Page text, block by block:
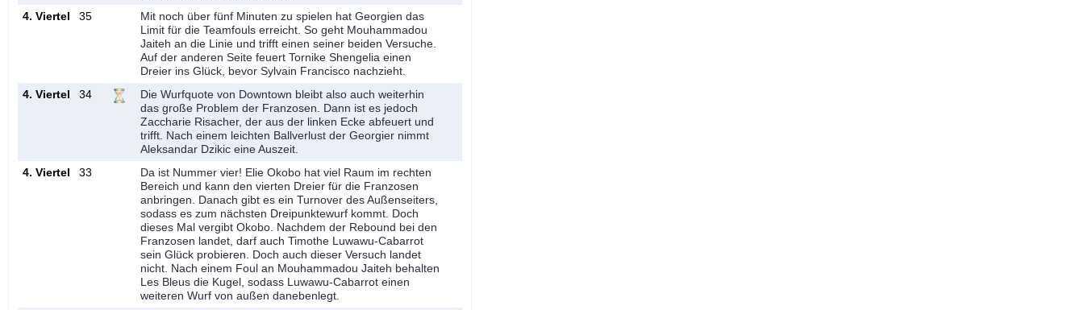
4. Viertel
35
Mit noch über fünf Minuten zu spielen hat Georgien das
Limit für die Teamfouls erreicht. So geht Mouhammadou
Jaiteh an die Linie und trifft einen seiner beiden Versuche.
Auf der anderen Seite feuert Tornike Shengelia einen
Dreier ins Glück, bevor Sylvain Francisco nachzieht.
4. Viertel
34
Die Wurfquote von Downtown bleibt also auch weiterhin
das große Problem der Franzosen. Dann ist es jedoch
Zaccharie Risacher, der aus der linken Ecke abfeuert und
trifft. Nach einem leichten Ballverlust der Georgier nimmt
Aleksandar Dzikic eine Auszeit.
4. Viertel
33
Da ist Nummer vier! Elie Okobo hat viel Raum im rechten
Bereich und kann den vierten Dreier für die Franzosen
anbringen. Danach gibt es ein Turnover des Außenseiters,
sodass es zum nächsten Dreipunktewurf kommt. Doch
dieses Mal vergibt Okobo. Nachdem der Rebound bei den
Franzosen landet, darf auch Timothe Luwawu-Cabarrot
sein Glück probieren. Doch auch dieser Versuch landet
nicht. Nach einem Foul an Mouhammadou Jaiteh behalten
Les Bleus die Kugel, sodass Luwawu-Cabarrot einen
weiteren Wurf von außen danebenlegt.